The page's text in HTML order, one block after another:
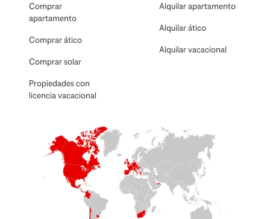
Comprar
apartamento
Comprar ático
Comprar solar
Propiedades con
licencia vacacional
Alquilar apartamento
Alquilar ático
Alquilar vacacional